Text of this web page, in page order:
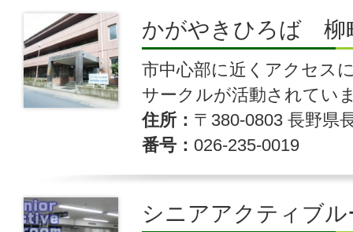
かがやきひろば 柳
市中心部に近くアクセス
サークルが活動されてい
住所
〒380-0803 長野県
番号
026-235-0019
シニアアクティブル